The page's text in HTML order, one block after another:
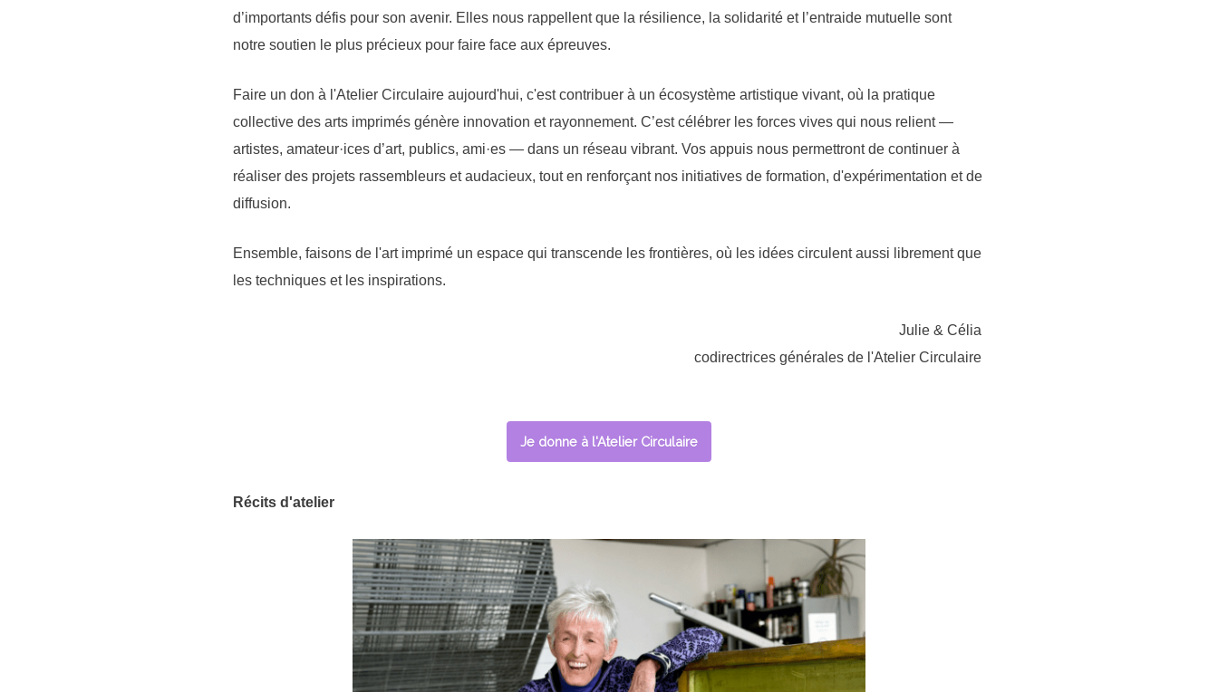
d’importants défis pour son avenir. Elles nous rappellent que la résilience, la solidarité et l’entraide mutuelle sont
notre soutien le plus précieux pour faire face aux épreuves.
Faire un don à l'Atelier Circulaire aujourd'hui, c'est contribuer à un écosystème artistique vivant, où la pratique
collective des arts imprimés génère innovation et rayonnement. C’est célébrer les forces vives qui nous relient —
artistes, amateur·ices d’art, publics, ami·es — dans un réseau vibrant. Vos appuis nous permettront de continuer à
réaliser des projets rassembleurs et audacieux, tout en renforçant nos initiatives de formation, d'expérimentation et de
diffusion.
Ensemble, faisons de l'art imprimé un espace qui transcende les frontières, où les idées circulent aussi librement que
les techniques et les inspirations.
Julie & Célia
codirectrices générales de l'Atelier Circulaire
Je donne à l'Atelier Circulaire
Récits d'atelier